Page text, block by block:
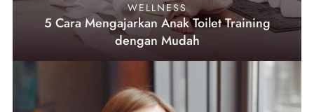
WELLNESS
5 Cara Mengajarkan Anak Toilet Training
dengan Mudah